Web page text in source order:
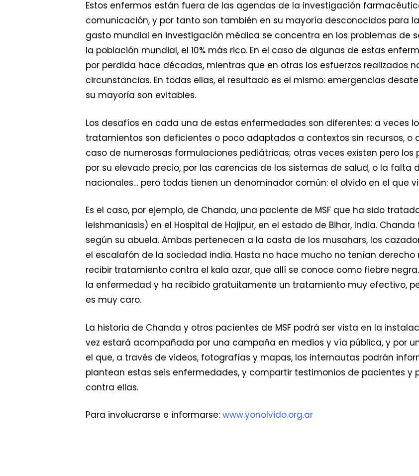
Estos enfermos están fuera de las agendas de la investigación
comunicación, y por tanto son también en su mayoría desconocidos para
gasto mundial en investigación médica se concentra en los problemas de
la población mundial, el 10% más rico. En el caso de algunas de estas
por perdida hace décadas, mientras que en otras los esfuerzos realizados
circunstancias. En todas ellas, el resultado es el mismo: emergencias
su mayoría son evitables.
Los desafíos en cada una de estas enfermedades son diferentes: a veces
tratamientos son deficientes o poco adaptados a contextos sin recursos, o
caso de numerosas formulaciones pediátricas; otras veces existen pero
por su elevado precio, por las carencias de los sistemas de salud, o la falta
nacionales… pero todas tienen un denominador común: el olvido en el que
Es el caso, por ejemplo, de Chanda, una paciente de MSF que ha sido
leishmaniasis) en el Hospital de Hajipur, en el estado de Bihar, India. Chanda
según su abuela. Ambas pertenecen a la casta de los musahars, los
el escalafón de la sociedad india. Hasta no hace mucho no tenían derecho
recibir tratamiento contra el kala azar, que allí se conoce como fiebre
la enfermedad y ha recibido gratuitamente un tratamiento muy efectivo,
es muy caro.
La historia de Chanda y otros pacientes de MSF podrá ser vista en la
vez estará acompañada por una campaña en medios y vía pública, y por
el que, a través de videos, fotografías y mapas, los internautas podrán
plantean estas seis enfermedades, y compartir testimonios de pacientes y
contra ellas.
Para involucrarse e informarse: www.yonolvido.org.ar